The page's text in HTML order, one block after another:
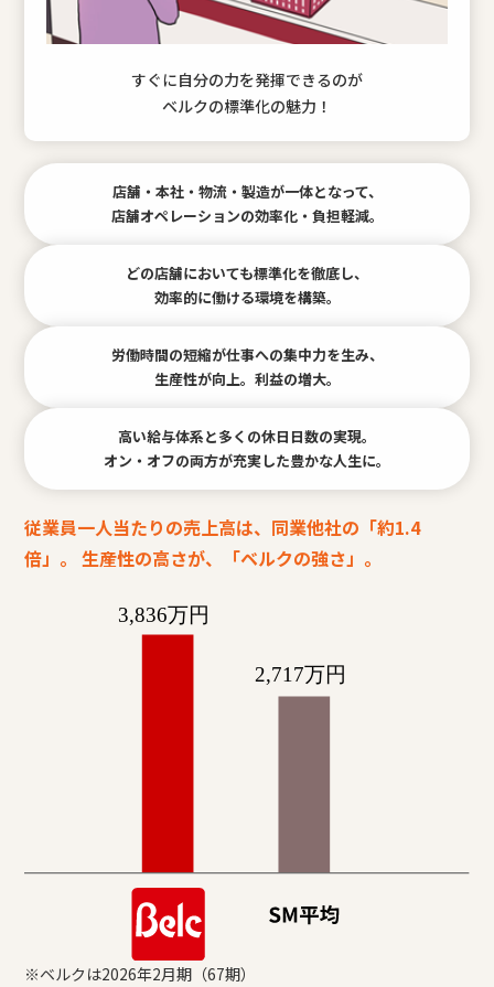
すぐに自分の力を発揮できるのが
ベルクの標準化の魅力！
店舗・本社・物流・製造が一体となって、
店舗オペレーションの効率化・負担軽減。
どの店舗においても標準化を徹底し、
効率的に働ける環境を構築。
労働時間の短縮が仕事への集中力を生み、
生産性が向上。利益の増大。
高い給与体系と多くの休日日数の実現。
オン・オフの両方が充実した豊かな人生に。
従業員一人当たりの売上高は、同業他社の「約1.4
倍」。 生産性の高さが、「ベルクの強さ」。
※ベルクは2026年2月期（67期）